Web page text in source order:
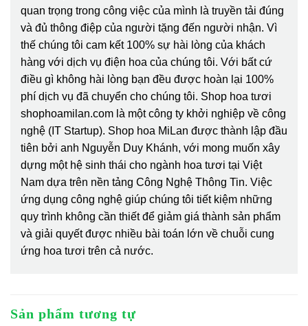
quan trọng trong công việc của mình là truyền tải đúng
và đủ thông điệp của người tặng đến người nhận. Vì
thế chúng tôi cam kết 100% sự hài lòng của khách
hàng với dịch vụ điện hoa của chúng tôi. Với bất cứ
điều gì không hài lòng bạn đều được hoàn lại 100%
phí dịch vụ đã chuyển cho chúng tôi. Shop hoa tươi
shophoamilan.com là một công ty khởi nghiệp về công
nghệ (IT Startup). Shop hoa MiLan được thành lập đầu
tiên bởi anh Nguyễn Duy Khánh, với mong muốn xây
dựng một hệ sinh thái cho ngành hoa tươi tại Việt
Nam dựa trên nền tảng Công Nghệ Thông Tin. Việc
ứng dụng công nghệ giúp chúng tôi tiết kiệm những
quy trình không cần thiết để giảm giá thành sản phẩm
và giải quyết được nhiều bài toán lớn về chuỗi cung
ứng hoa tươi trên cả nước.
Sản phẩm tương tự